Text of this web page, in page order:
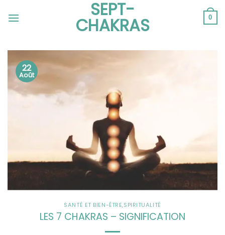
au
SEPT-
CHAKRAS 0
22
Août
SANTÉ ET BIEN-ÊTRE,SPIRITUALITÉ
LES 7 CHAKRAS – SIGNIFICATION